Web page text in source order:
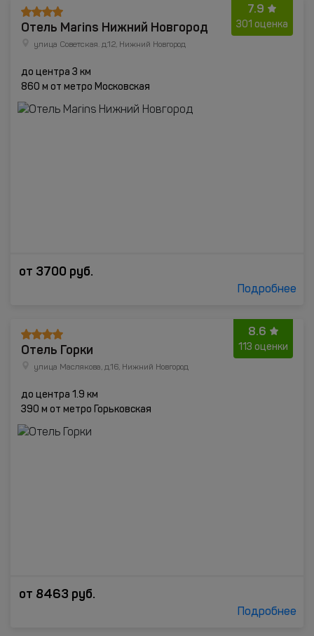
7.9
301 оценка
Отель Marins Нижний Новгород
улица Советская. д.12, Нижний Новгород
до центра 3 км
860 м от метро Московская
от 3700 руб.
Подробнее
8.6
113 оценки
Отель Горки
улица Маслякова, д.16, Нижний Новгород
до центра 1.9 км
390 м от метро Горьковская
от 8463 руб.
Подробнее